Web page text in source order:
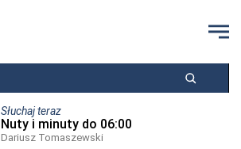
Słuchaj teraz
Nuty i minuty do 06:00
Dariusz Tomaszewski